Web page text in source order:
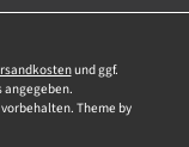
und ggf.
angegeben.
Theme by